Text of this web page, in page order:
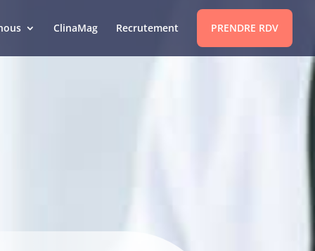
ClinaMag Recrutement PRENDRE RDV